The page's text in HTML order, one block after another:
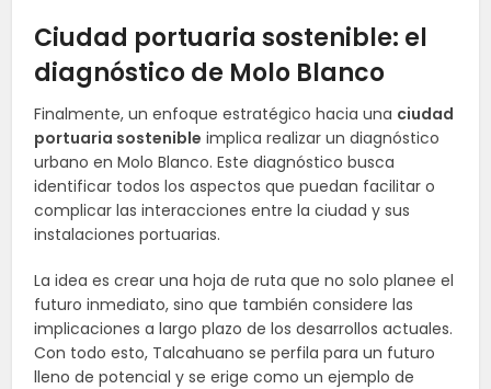
Ciudad portuaria sostenible: el
diagnóstico de Molo Blanco
Finalmente, un enfoque estratégico hacia una ciudad
portuaria sostenible implica realizar un diagnóstico
urbano en Molo Blanco. Este diagnóstico busca
identificar todos los aspectos que puedan facilitar o
complicar las interacciones entre la ciudad y sus
instalaciones portuarias.
La idea es crear una hoja de ruta que no solo planee el
futuro inmediato, sino que también considere las
implicaciones a largo plazo de los desarrollos actuales.
Con todo esto, Talcahuano se perfila para un futuro
lleno de potencial y se erige como un ejemplo de